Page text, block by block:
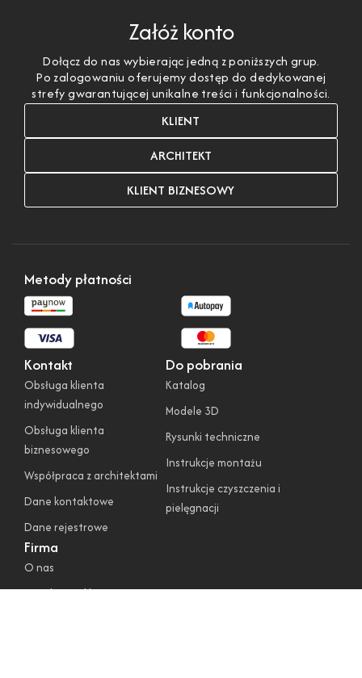
Załóż konto
Dołącz do nas wybierając jedną z poniższych grup.
Po zalogowaniu oferujemy dostęp do dedykowanej
strefy gwarantującej unikalne treści i funkcjonalności.
KLIENT
ARCHITEKT
KLIENT BIZNESOWY
Firma
O nas
Regulamin sklepu
Kontakt
Obsługa klienta
indywidualnego
Obsługa klienta
biznesowego
Współpraca z architektami
Dane kontaktowe
Dane rejestrowe
Do pobrania
Katalog
Modele 3D
Rysunki techniczne
Instrukcje montażu
Instrukcje czyszczenia i
pielęgnacji
Metody płatności